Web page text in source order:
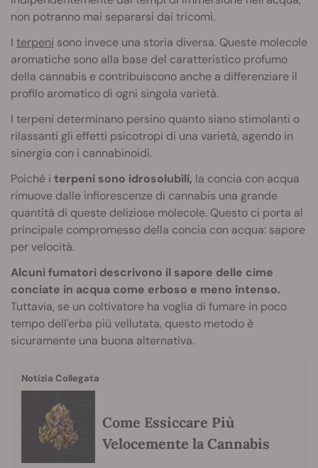
non potranno mai separarsi dai tricomi.
I terpeni sono invece una storia diversa. Queste molecole
aromatiche sono alla base del caratteristico profumo
della cannabis e contribuiscono anche a differenziare il
profilo aromatico di ogni singola varietà.
I terpeni determinano persino quanto siano stimolanti o
rilassanti gli effetti psicotropi di una varietà, agendo in
sinergia con i cannabinoidi.
Poiché i terpeni sono idrosolubili, la concia con acqua
rimuove dalle infiorescenze di cannabis una grande
quantità di queste deliziose molecole. Questo ci porta al
principale compromesso della concia con acqua: sapore
per velocità.
Alcuni fumatori descrivono il sapore delle cime
conciate in acqua come erboso e meno intenso.
Tuttavia, se un coltivatore ha voglia di fumare in poco
tempo dell'erba più vellutata, questo metodo è
sicuramente una buona alternativa.
Notizia Collegata
Come Essiccare Più
Velocemente la Cannabis